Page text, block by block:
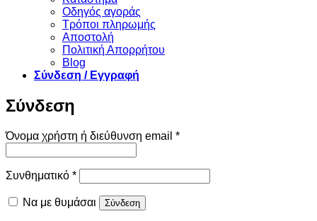
Οδηγός αγοράς
Τρόποι πληρωμής
Αποστολή
Πολιτική Απορρήτου
Blog
Σύνδεση / Εγγραφή
Σύνδεση
Όνομα χρήστη ή διεύθυνση email *Απαιτείται
Συνθηματικό *Απαιτείται
Να με θυμάσαι Σύνδεση